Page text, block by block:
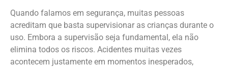
Quando falamos em segurança, muitas pessoas
acreditam que basta supervisionar as crianças durante o
uso. Embora a supervisão seja fundamental, ela não
elimina todos os riscos. Acidentes muitas vezes
acontecem justamente em momentos inesperados,